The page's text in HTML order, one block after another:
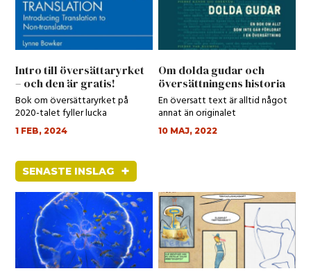
Intro till översättaryrket
– och den är gratis!
Bok om översättaryrket på
2020-talet fyller lucka
1 FEB, 2024
Om dolda gudar och
översättningens historia
En översatt text är alltid något
annat än originalet
10 MAJ, 2022
SENASTE INSLAG +